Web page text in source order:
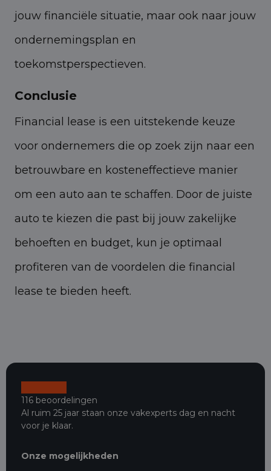
jouw financiële situatie, maar ook naar jouw
ondernemingsplan en
toekomstperspectieven.
Conclusie
Financial lease is een uitstekende keuze
voor ondernemers die op zoek zijn naar een
betrouwbare en kosteneffectieve manier
om een auto aan te schaffen. Door de juiste
auto te kiezen die past bij jouw zakelijke
behoeften en budget, kun je optimaal
profiteren van de voordelen die financial
lease te bieden heeft.
116 beoordelingen
Al ruim 25 jaar staan onze vakexperts dag en nacht
voor je klaar.
Onze mogelijkheden